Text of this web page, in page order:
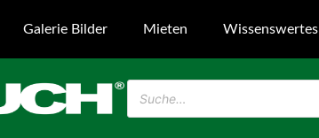
Galerie Bilder Mieten Wissenswertes